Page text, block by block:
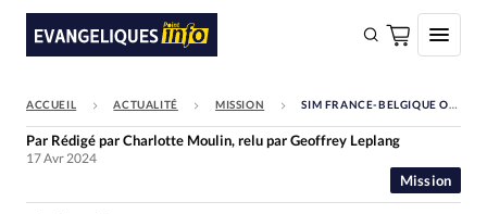
FAIRE UN DON
Faire un don
Eglises
ACCUEIL ACTUALITÉ MISSION SIM FRANCE-BELGIQUE ORGANISE UN WEBINAIRE SUR LES ENJEUX DE LA MISSION À L’ÉTRANGER
Mission
Par Rédigé par Charlotte Moulin, relu par Geoffrey Leplang
17 Avr 2024